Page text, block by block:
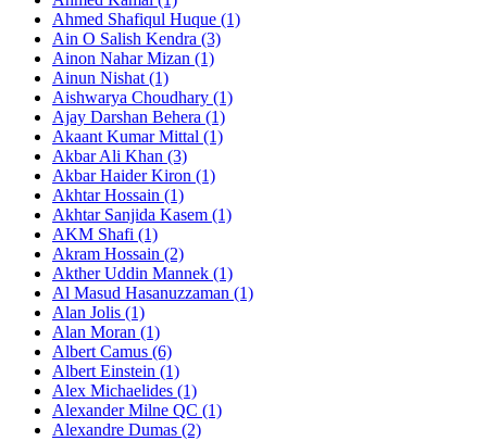
Ahmed Shafiqul Huque (1)
Ain O Salish Kendra (3)
Ainon Nahar Mizan (1)
Ainun Nishat (1)
Aishwarya Choudhary (1)
Ajay Darshan Behera (1)
Akaant Kumar Mittal (1)
Akbar Ali Khan (3)
Akbar Haider Kiron (1)
Akhtar Hossain (1)
Akhtar Sanjida Kasem (1)
AKM Shafi (1)
Akram Hossain (2)
Akther Uddin Mannek (1)
Al Masud Hasanuzzaman (1)
Alan Jolis (1)
Alan Moran (1)
Albert Camus (6)
Albert Einstein (1)
Alex Michaelides (1)
Alexander Milne QC (1)
Alexandre Dumas (2)